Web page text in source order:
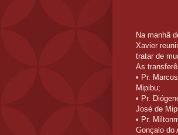
Na manhã
Xavier
tratar de
As
• Pr.
Mipibu;
• Pr.
José de
• Pr.
Gonçalo do